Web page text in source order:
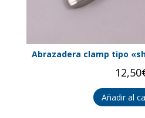
Abrazadera clamp tipo
12,50
Añadir al